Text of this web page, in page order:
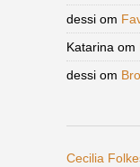
dessi om
Katarina om
dessi om
Cecilia